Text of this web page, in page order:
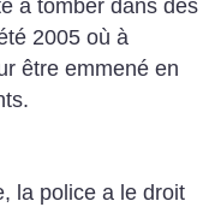
à tomber dans des
2005 où à
être emmené en
la police a le droit